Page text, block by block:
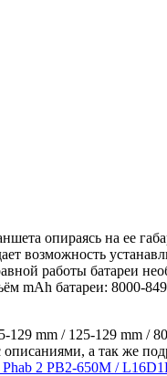
опираясь на ее
возможность
работы батареи
mAh батареи: 8000-
mm / 125-129 mm /
а так же
2 PB2-650M /